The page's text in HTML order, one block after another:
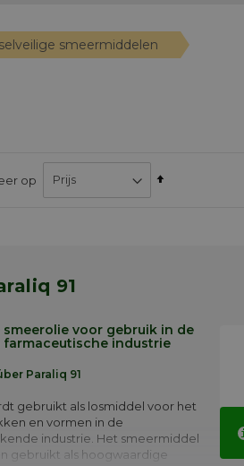
smeermiddelen
op
91
voor gebruik in de
industrie
Paraliq 91
gebruikt als losmiddel voor het
en vormen in de
industrie. Het smeermiddel
gebruikt als hoogwaardige